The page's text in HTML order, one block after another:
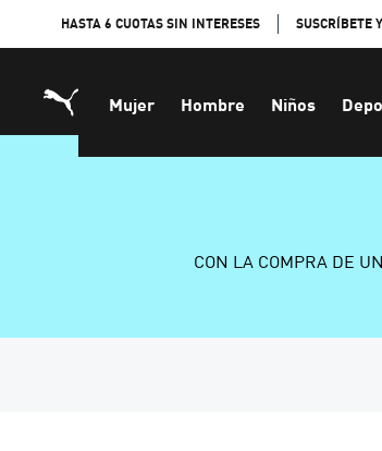
HASTA 6 CUOTAS SIN INTERESES SUSCRÍBETE
Mujer Hombre Niños
CON LA COMPRA DE